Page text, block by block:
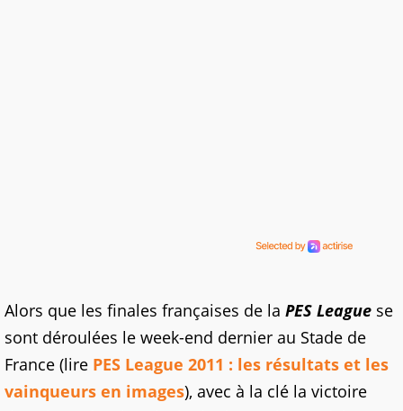
Alors que les finales françaises de la PES League se
sont déroulées le week-end dernier au Stade de
France (lire PES League 2011 : les résultats et les
vainqueurs en images), avec à la clé la victoire